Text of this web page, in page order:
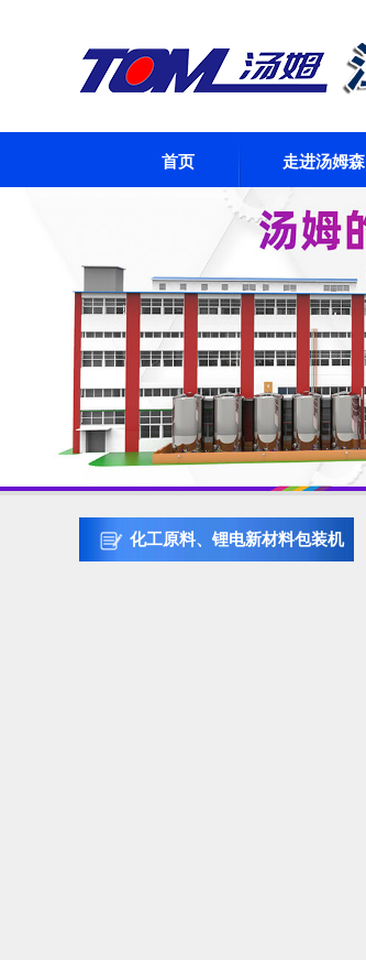
首页 走进汤姆森
化工原料、锂电新材料包装机